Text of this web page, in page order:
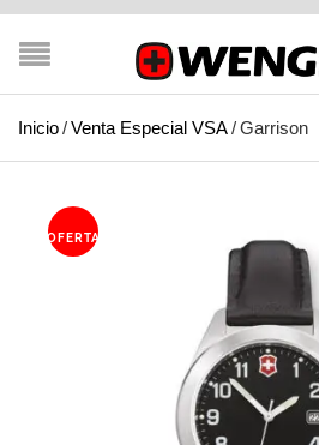
Inicio/Venta Especial VSA/Garrison
OFERTA